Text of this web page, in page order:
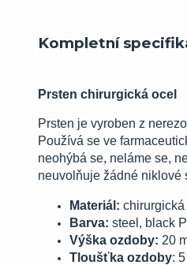
Kompletní
Prsten chirurgická ocel
Prsten je vyroben z
Používá se ve
neohýbá se, neláme se,
neuvolňuje žádné niklové
Materiál: chirurgická
Barva: steel, black
Výška ozdoby: 20
Tloušťka ozdoby: